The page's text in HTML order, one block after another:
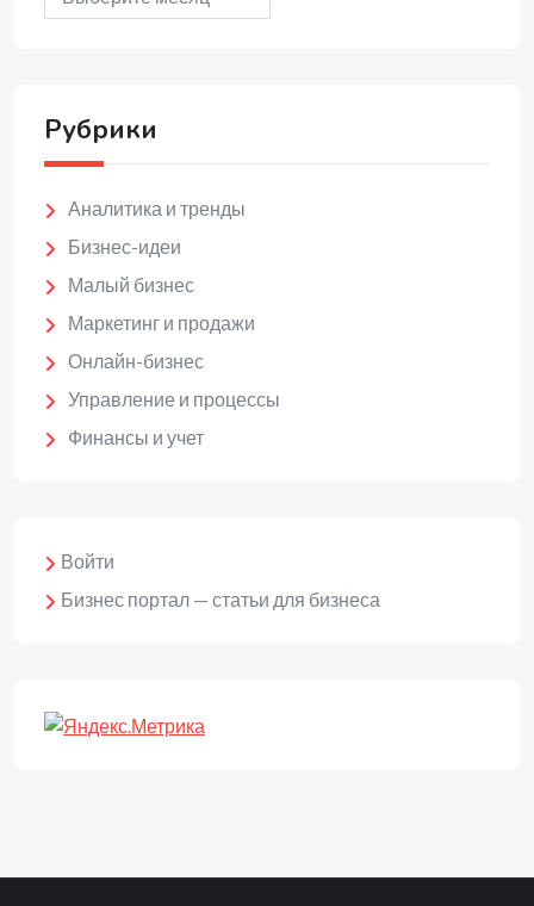
Рубрики
Аналитика и тренды
Бизнес-идеи
Малый бизнес
Маркетинг и продажи
Онлайн-бизнес
Управление и процессы
Финансы и учет
Войти
Бизнес портал — статьи для бизнеса